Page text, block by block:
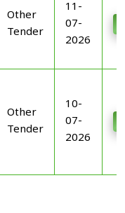
Other
Tender
11-
07-
2026
Other
Tender
10-
07-
2026